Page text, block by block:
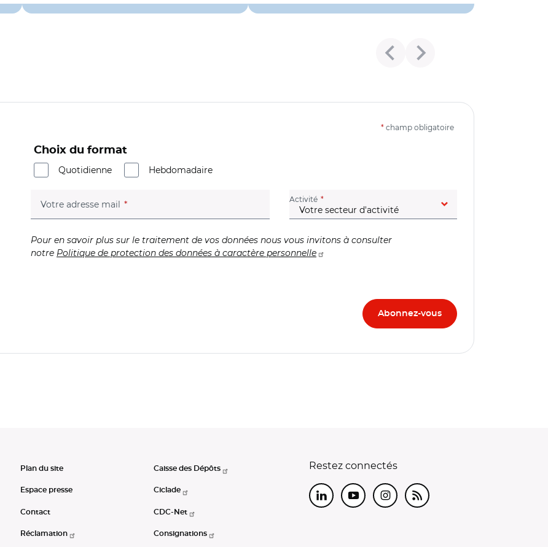
* champ obligatoire
Choix du format
Quotidienne
Hebdomadaire
Votre adresse mail (champ obligatoire) Activité (champ obligatoire)
Pour en savoir plus sur le traitement de vos données nous vous invitons à consulter
notre Politique de protection des données à caractère personnelle
Plan du site
Espace presse
Contact
Réclamation
Caisse des Dépôts
Ciclade
CDC-Net
Consignations
Restez connectés
LinkedInYoutubeInstagram
RSS